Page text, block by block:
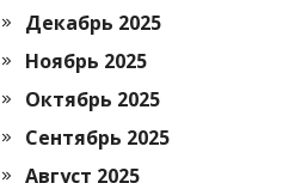
Декабрь 2025
Ноябрь 2025
Октябрь 2025
Сентябрь 2025
Август 2025